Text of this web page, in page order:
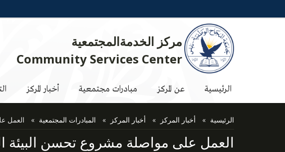
مركز الخدمةالمجتمعية
Community Services Center
الرئيسية عن المركز مبادرات مجتمعية أخبار المركز
الرئيسية أخبار المركز أخبار المركز المبادرات المجتمعية العمل
العمل على مواصلة مشروع تحسن البيئة